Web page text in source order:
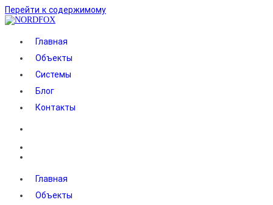
Перейти к содержимому
NORDFOXГлавная
Объекты
Системы
Блог
Контакты
Главная
Объекты